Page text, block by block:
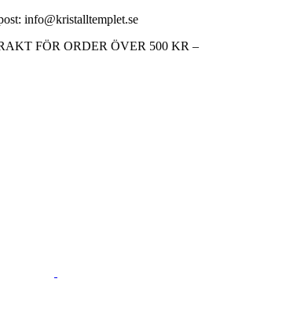
info@kristalltemplet.se
FÖR ORDER ÖVER 500 KR –